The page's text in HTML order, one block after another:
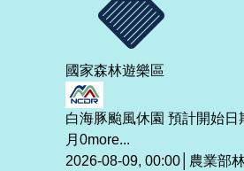
國家森林遊樂區
白海豚颱風休園 預計開始日
月0more...
2026-08-09, 00:00│農業部